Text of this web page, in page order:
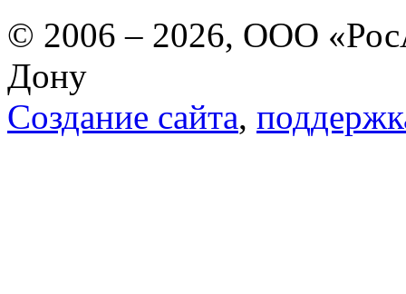
© 2006 – 2026, ООО
Дону
Создание сайта,